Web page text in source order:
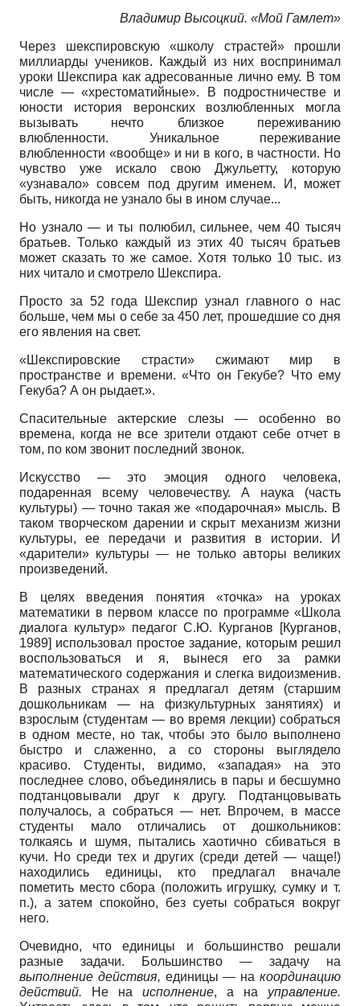
Владимир Высоцкий. «Мой Гамлет»
Через шекспировскую «школу страстей» прошли
миллиарды учеников. Каждый из них воспринимал
уроки Шекспира как адресованные лично ему. В том
числе — «хрестоматийные». В подростничестве и
юности история веронских возлюбленных могла
вызывать нечто близкое переживанию
влюбленности. Уникальное переживание
влюбленности «вообще» и ни в кого, в частности. Но
чувство уже искало свою Джульетту, которую
«узнавало» совсем под другим именем. И, может
быть, никогда не узнало бы в ином случае...
Но узнало — и ты полюбил, сильнее, чем 40 тысяч
братьев. Только каждый из этих 40 тысяч братьев
может сказать то же самое. Хотя только 10 тыс. из
них читало и смотрело Шекспира.
Просто за 52 года Шекспир узнал главного о нас
больше, чем мы о себе за 450 лет, прошедшие со дня
его явления на свет.
«Шекспировские страсти» сжимают мир в
пространстве и времени. «Что он Гекубе? Что ему
Геку­ба? А он рыдает.».
Спасительные актерские слезы — особенно во
времена, когда не все зрители отдают себе отчет в
том, по ком звонит последний звонок.
Искусство — это эмоция одного человека,
подаренная всему человечеству. А наука (часть
культуры) — точно такая же «подарочная» мысль. В
таком творческом дарении и скрыт механизм жизни
культуры, ее передачи и развития в истории. И
«дарители» культуры — не только авторы великих
произведений.
В целях введения понятия «точка» на уроках
математики в первом классе по программе «Школа
диалога культур» педагог С.Ю. Курганов
[Курганов,
1989] использовал простое задание, которым решил
воспользоваться и я, вынеся его за рамки
математического содержания и слегка видоизменив.
В разных странах я предлагал детям (старшим
дошкольникам — на физкультурных занятиях) и
взрослым (студентам — во время лекции) собраться
в одном месте, но так, чтобы это было выполнено
быстро и слаженно, а со стороны выглядело
красиво. Студенты, видимо, «западая» на это
последнее слово, объединялись в пары и бесшумно
подтанцовывали друг к другу. Подтанцовывать
получалось, а собраться — нет. Впрочем, в массе
студенты мало отличались от дошкольников:
толкаясь и шумя, пытались хаотично сбиваться в
кучи. Но среди тех и других (среди детей — чаще!)
находились единицы, кто предлагал вначале
пометить место сбора (положить игрушку, сумку и т.
п.), а затем спокойно, без суеты собраться вокруг
него.
Очевидно, что единицы и большинство решали
разные задачи. Большинство — задачу на
выполнение действия, единицы — накоординацию
действий. Не на исполнение, а на управление.